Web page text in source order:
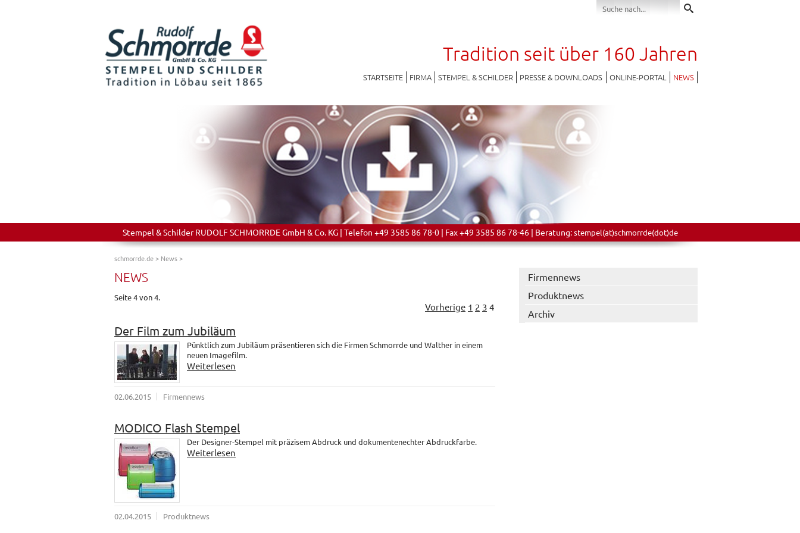
Tradition seit über 160 Jahren
STARTSEITE FIRMA STEMPEL & SCHILDER PRESSE & DOWNLOADS ONLINE-PORTAL NEWS
Stempel & Schilder RUDOLF SCHMORRDE GmbH & Co. KG | Telefon +49 3585 86 78-0 | Fax +49 3585 86 78-46 | Beratung:stempel(at)schmorrde(dot)de
schmorrde.de> News>
NEWS
Seite 4 von 4.
Vorherige 1 2 3 4
Der Film zum Jubiläum
Pünktlich zum Jubiläum präsentieren sich die Firmen Schmorrde und Walther in einem
neuen Imagefilm.
Weiterlesen
02.06.2015 Firmennews
MODICO Flash Stempel
Der Designer-Stempel mit präzisem Abdruck und dokumentenechter Abdruckfarbe.
Weiterlesen
02.04.2015 Produktnews
Firmennews
Produktnews
Archiv